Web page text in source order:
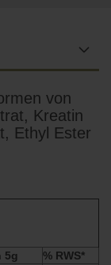
von
Kreatin
Ethyl Ester
5g
% RWS*